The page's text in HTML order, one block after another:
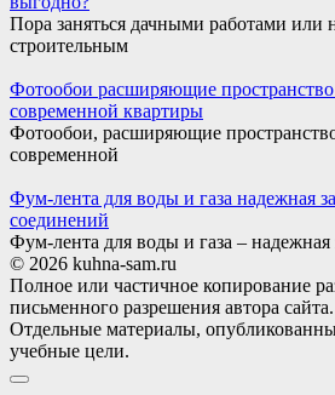
Пора заняться дачными работами или
строительным
Фотообои расширяющие пространство
современной квартиры
Фотообои, расширяющие
современной
Фум-лента для воды и газа надежная
соединений
Фум-лента для воды и газа – надежная
© 2026 kuhna-sam.ru
Полное или частичное копирование
письменного разрешения автора сайта.
Отдельные материалы,
учебные цели.